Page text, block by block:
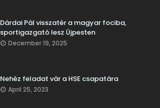
Dárdai Pál visszatér a magyar fociba,
sportigazgató lesz Újpesten
December 19, 2025
Nehéz feladat vár a HSE csapatára
April 25, 2023